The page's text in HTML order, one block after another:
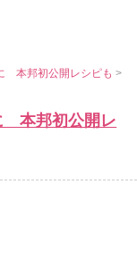
本邦初公開レシピも>
本邦初公開レ